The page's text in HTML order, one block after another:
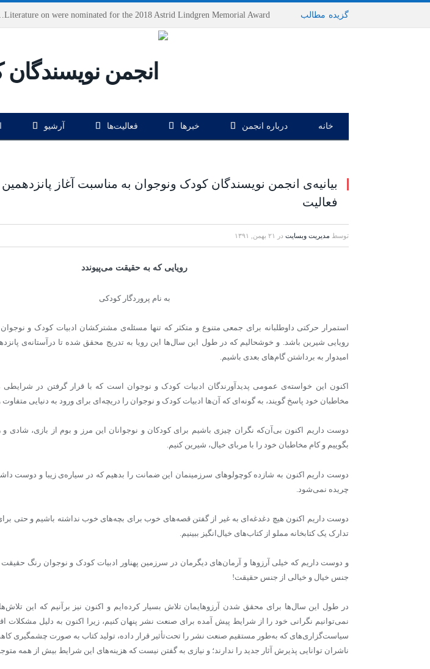
گزیده مطالب
خانه درباره انجمن خبرها فعالیت‌ها آرشیو
بیانیه‌ی انجمن نویسندگان کودک ونوجوان به مناسبت آغاز
فعالیت
توسط مدیریت وبسایت در ۲۱ بهمن, ۱۳۹۱
رویایی که به حقیقت می‌پیوندد
به نام پروردگار کودکی
استمرار حرکتی داوطلبانه برای جمعی متنوع و متکثر که تنها مسئله‌ی مشترکشان ادبیات کودک و
رویایی شیرین باشد. و خوشحالیم که در طول این سال‌ها این رویا به تدریج محقق شده تا درآستانه‌ی
امیدوار به برداشتن گام‌های بعدی باشیم.
اکنون این خواسته‌ی عمومی پدیدآورندگان ادبیات کودک و نوجوان است که با قرار گرفتن در شرایطی
مخاطبان خود پاسخ گویند، به گونه‌ای که آن‌ها ادبیات کودک و نوجوان را دریچه‌ای برای ورود به دنیایی متفاوت و
دوست داریم اکنون بی‌آن‌که نگران چیزی باشیم برای کودکان و نوجوانان این مرز و بوم از بازی، شادی
بگوییم و کام مخاطبان خود را با مربای خیال، شیرین کنیم.
دوست داریم اکنون به شازده کوچولوهای سرزمینمان این ضمانت را بدهیم که در سیاره‌ی زیبا و دوست
چریده نمی‌شود.
دوست داریم اکنون هیچ دغدغه‌ای به غیر از گفتن قصه‌های خوب برای بچه‌های خوب نداشته باشیم و حتی برای
تدارک یک کتابخانه مملو از کتاب‌های خیال‌انگیز ببینیم.
و دوست داریم که خیلی آرزو‌ها و آرمان‌های دیگرمان در سرزمین پهناور ادبیات کودک و نوجوان رنگ حقیقت
جنس خیال و خیالی از جنس حقیقت!
در طول این سال‌ها برای محقق شدن آرزو‌هایمان تلاش بسیار کرده‌ایم و اکنون نیز برآنیم که این
نمی‌توانیم نگرانی خود را از شرایط پیش آمده برای صنعت نشر پنهان کنیم، زیرا اکنون به دلیل مشکلات
سیاست‌گزاری‌های که به‌طور مستقیم صنعت نشر را تحت‌تأثیر قرار داده، ‌تولید کتاب به صورت چشمگیری
ناشران توانایی پذیرش آثار جدید را ندارند؛ و نیازی به گفتن نیست که هزینه‌های این شرایط بیش از همه